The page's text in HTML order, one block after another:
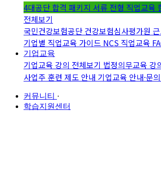
4대공단 합격 패키지 서류 전형 직업교육
전체보기
국민건강보험공단 건강보험심사평가원
기업별 직업교육 가이드 NCS 직업교육
기업교육
기업교육 강의 전체보기 법정의무교육 강
사업주 훈련 제도 안내 기업교육 안내·문의
커뮤니티 ·
학습지원센터